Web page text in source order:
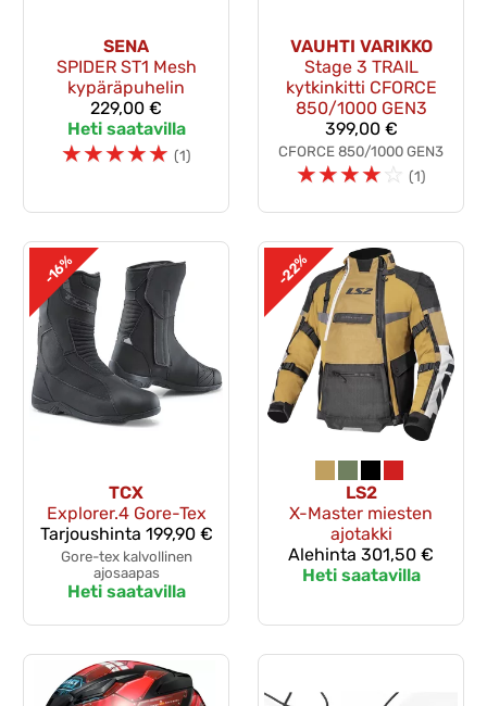
SENA
SPIDER ST1 Mesh
kypäräpuhelin
229,00 €
Heti saatavilla
☆☆☆☆☆ (1)
VAUHTI VARIKKO
Stage 3 TRAIL
kytkinkitti CFORCE
850/1000 GEN3
399,00 €
CFORCE 850/1000 GEN3
☆☆☆☆☆ (1)
-16%
TCX
Explorer.4 Gore-Tex
Tarjoushinta 199,90 €
Gore-tex kalvollinen
ajosaapas
Heti saatavilla
-22%
LS2
X-Master miesten
ajotakki
Alehinta 301,50 €
Heti saatavilla